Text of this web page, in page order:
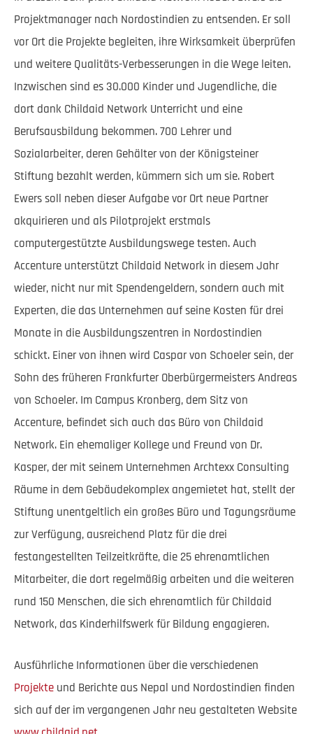
Projektmanager nach Nordostindien zu entsenden. Er soll
vor Ort die Projekte begleiten, ihre Wirksamkeit überprüfen
und weitere Qualitäts-Verbesserungen in die Wege leiten.
Inzwischen sind es 30.000 Kinder und Jugendliche, die
dort dank Childaid Network Unterricht und eine
Berufsausbildung bekommen. 700 Lehrer und
Sozialarbeiter, deren Gehälter von der Königsteiner
Stiftung bezahlt werden, kümmern sich um sie. Robert
Ewers soll neben dieser Aufgabe vor Ort neue Partner
akquirieren und als Pilotprojekt erstmals
computergestützte Ausbildungswege testen. Auch
Accenture unterstützt Childaid Network in diesem Jahr
wieder, nicht nur mit Spendengeldern, sondern auch mit
Experten, die das Unternehmen auf seine Kosten für drei
Monate in die Ausbildungszentren in Nordostindien
schickt. Einer von ihnen wird Caspar von Schoeler sein, der
Sohn des früheren Frankfurter Oberbürgermeisters Andreas
von Schoeler. Im Campus Kronberg, dem Sitz von
Accenture, befindet sich auch das Büro von Childaid
Network. Ein ehemaliger Kollege und Freund von Dr.
Kasper, der mit seinem Unternehmen Archtexx Consulting
Räume in dem Gebäudekomplex angemietet hat, stellt der
Stiftung unentgeltlich ein großes Büro und Tagungsräume
zur Verfügung, ausreichend Platz für die drei
festangestellten Teilzeitkräfte, die 25 ehrenamtlichen
Mitarbeiter, die dort regelmäßig arbeiten und die weiteren
rund 150 Menschen, die sich ehrenamtlich für Childaid
Network, das Kinderhilfswerk für Bildung engagieren.
Ausführliche Informationen über die verschiedenen
Projekte und Berichte aus Nepal und Nordostindien finden
sich auf der im vergangenen Jahr neu gestalteten Website